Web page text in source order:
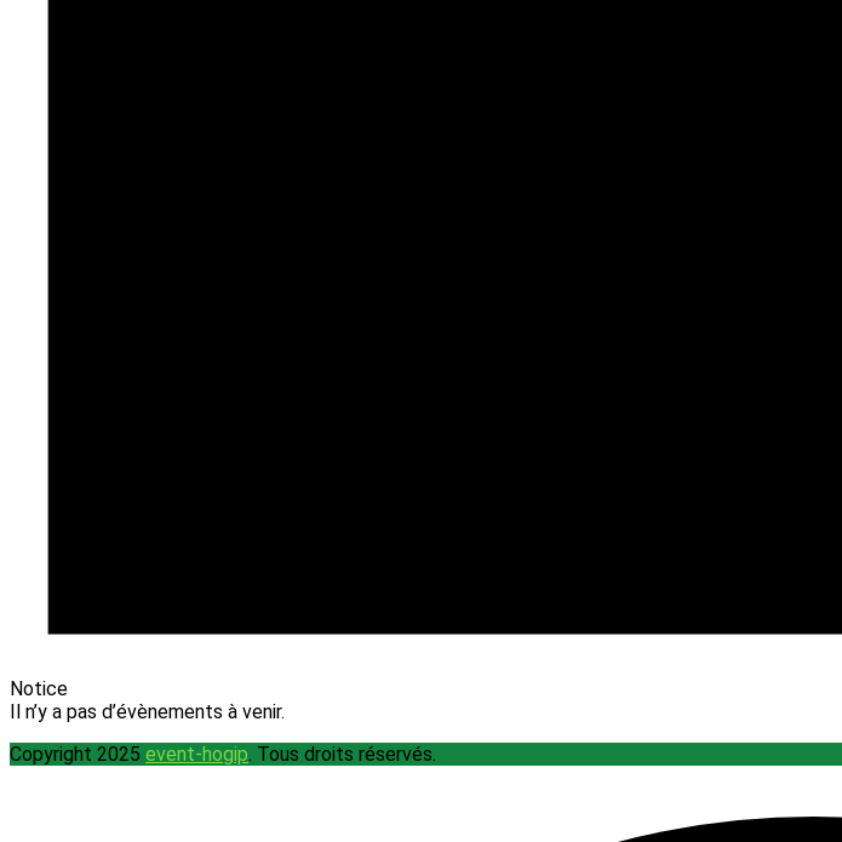
Notice
Il n’y a pas d’évènements à venir.
Copyright 2025 event-hogip. Tous droits réservés.